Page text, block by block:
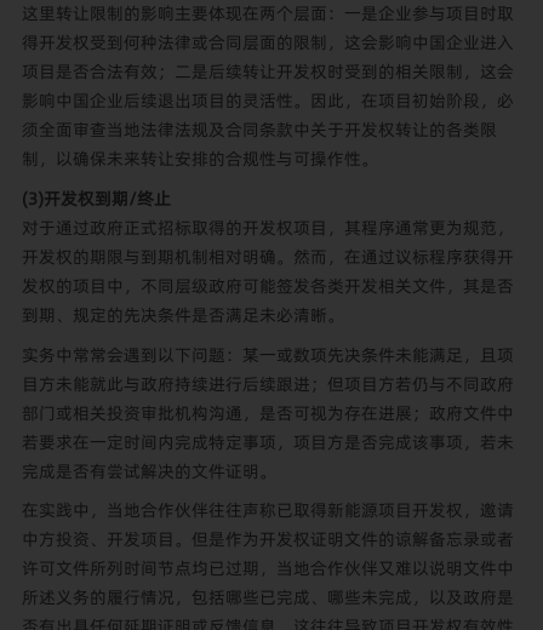
这里转让限制的影响主要体现在两个层面：一是企业参与项目时取
得开发权受到何种法律或合同层面的限制，这会影响中国企业进入
项目是否合法有效；二是后续转让开发权时受到的相关限制，这会
影响中国企业后续退出项目的灵活性。因此，在项目初始阶段，必
须全面审查当地法律法规及合同条款中关于开发权转让的各类限
制，以确保未来转让安排的合规性与可操作性。
(3)开发权到期/终止
对于通过政府正式招标取得的开发权项目，其程序通常更为规范，
开发权的期限与到期机制相对明确。然而，在通过议标程序获得开
发权的项目中，不同层级政府可能签发各类开发相关文件，其是否
到期、规定的先决条件是否满足未必清晰。
实务中常常会遇到以下问题：某一或数项先决条件未能满足，且项
目方未能就此与政府持续进行后续跟进；但项目方若仍与不同政府
部门或相关投资审批机构沟通，是否可视为存在进展；政府文件中
若要求在一定时间内完成特定事项，项目方是否完成该事项，若未
完成是否有尝试解决的文件证明。
在实践中，当地合作伙伴往往声称已取得新能源项目开发权，邀请
中方投资、开发项目。但是作为开发权证明文件的谅解备忘录或者
许可文件所列时间节点均已过期，当地合作伙伴又难以说明文件中
所述义务的履行情况，包括哪些已完成、哪些未完成，以及政府是